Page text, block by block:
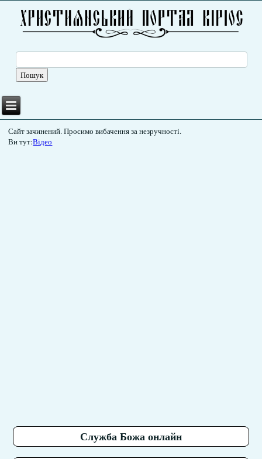
Сайт зачинений. Просимо вибачення за незручності.
Ви тут:Відео
Служба Божа онлайн